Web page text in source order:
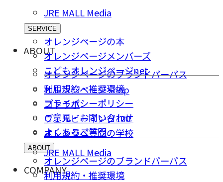
JRE MALL Media
SERVICE
オレンジページの本
オレンジページメンバーズ
こどもオレンジページnet
オレンジページ shop
コトラボ
ウェルビーイング100
オレンジページの学校
JRE MALL Media
ABOUT
オレンジページのブランドパーパス
利用規約・推奨環境
プライバシーポリシー
ご意⾒・お問い合わせ
よくあるご質問
ABOUT
オレンジページのブランドパーパス
利用規約・推奨環境
COMPANY